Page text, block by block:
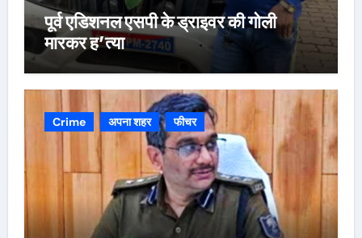
पूर्व एडिशनल एसपी के ड्राइवर की गोली
मारकर ह’त्या
Crime अपना शहर फीचर